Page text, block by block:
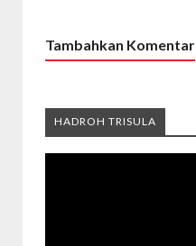
Tambahkan Komentar
HADROH TRISULA